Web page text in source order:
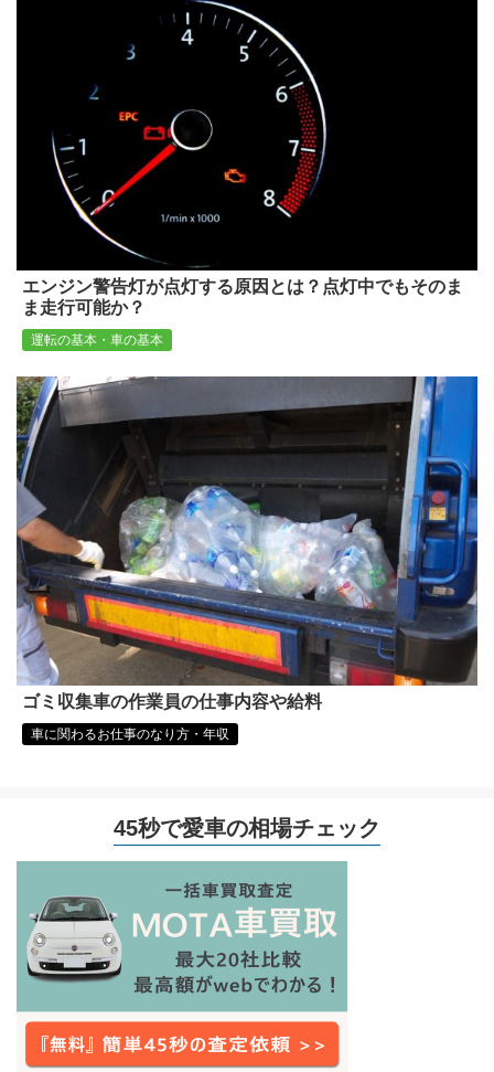
エンジン警告灯が点灯する原因とは？点灯中でもそのま
ま走行可能か？
運転の基本・車の基本
ゴミ収集車の作業員の仕事内容や給料
車に関わるお仕事のなり方・年収
45秒で愛車の相場チェック